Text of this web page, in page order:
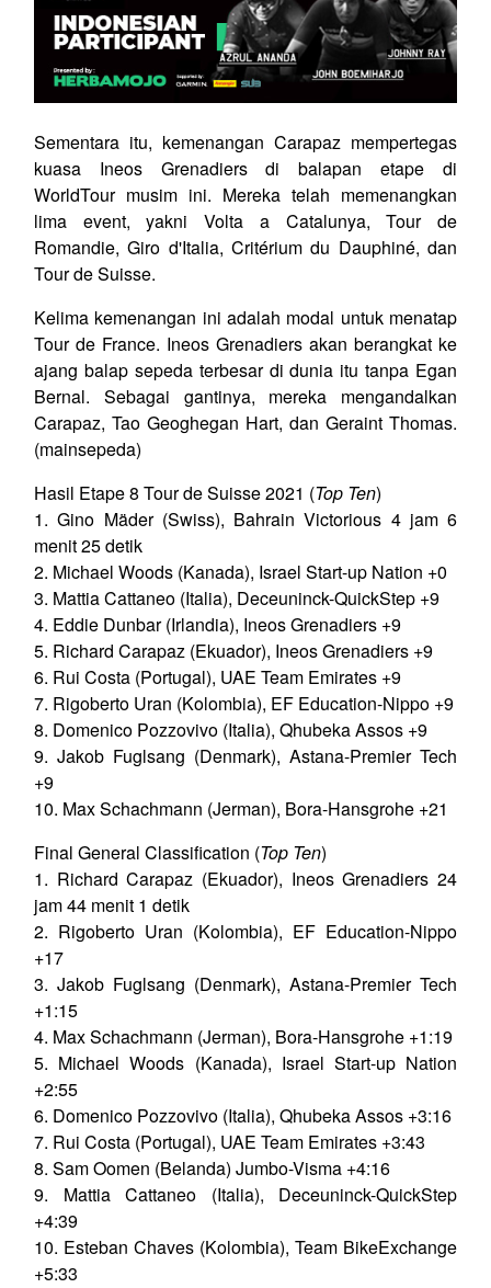
Sementara itu, kemenangan Carapaz mempertegas
kuasa Ineos Grenadiers di balapan etape di
WorldTour musim ini. Mereka telah memenangkan
lima event, yakni Volta a Catalunya, Tour de
Romandie, Giro d'Italia, Critérium du Dauphiné, dan
Tour de Suisse.
Kelima kemenangan ini adalah modal untuk menatap
Tour de France. Ineos Grenadiers akan berangkat ke
ajang balap sepeda terbesar di dunia itu tanpa Egan
Bernal. Sebagai gantinya, mereka mengandalkan
Carapaz, Tao Geoghegan Hart, dan Geraint Thomas.
(mainsepeda)
Hasil Etape 8 Tour de Suisse 2021 (Top Ten)
1. Gino Mäder (Swiss), Bahrain Victorious 4 jam 6
menit 25 detik
2. Michael Woods (Kanada), Israel Start-up Nation +0
3. Mattia Cattaneo (Italia), Deceuninck-QuickStep +9
4. Eddie Dunbar (Irlandia), Ineos Grenadiers +9
5. Richard Carapaz (Ekuador), Ineos Grenadiers +9
6. Rui Costa (Portugal), UAE Team Emirates +9
7. Rigoberto Uran (Kolombia), EF Education-Nippo +9
8. Domenico Pozzovivo (Italia), Qhubeka Assos +9
9. Jakob Fuglsang (Denmark), Astana-Premier Tech
+9
10. Max Schachmann (Jerman), Bora-Hansgrohe +21
Final General Classification (Top Ten)
1. Richard Carapaz (Ekuador), Ineos Grenadiers 24
jam 44 menit 1 detik
2. Rigoberto Uran (Kolombia), EF Education-Nippo
+17
3. Jakob Fuglsang (Denmark), Astana-Premier Tech
+1:15
4. Max Schachmann (Jerman), Bora-Hansgrohe +1:19
5. Michael Woods (Kanada), Israel Start-up Nation
+2:55
6. Domenico Pozzovivo (Italia), Qhubeka Assos +3:16
7. Rui Costa (Portugal), UAE Team Emirates +3:43
8. Sam Oomen (Belanda) Jumbo-Visma +4:16
9. Mattia Cattaneo (Italia), Deceuninck-QuickStep
+4:39
10. Esteban Chaves (Kolombia), Team BikeExchange
+5:33